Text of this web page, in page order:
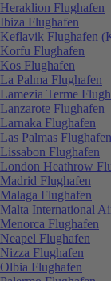
Heraklion Flughafen
Ibiza Flughafen
Keflavik Flughafen
Korfu Flughafen
Kos Flughafen
La Palma Flughafen
Lamezia Terme
Lanzarote Flughafen
Larnaka Flughafen
Las Palmas Flughafen
Lissabon Flughafen
London Heathrow
Madrid Flughafen
Malaga Flughafen
Malta International
Menorca Flughafen
Neapel Flughafen
Nizza Flughafen
Olbia Flughafen